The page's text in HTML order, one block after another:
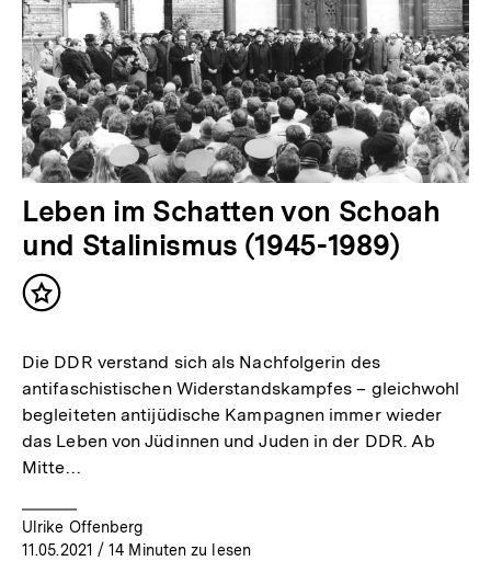
Leben im Schatten von Schoah
und Stalinismus (1945-1989)
Inhalt
Die DDR verstand sich als Nachfolgerin des
antifaschistischen Widerstandskampfes – gleichwohl
begleiteten antijüdische Kampagnen immer wieder
das Leben von Jüdinnen und Juden in der DDR. Ab
Mitte…
Ulrike Offenberg
11.05.2021 / 14 Minuten zu lesen